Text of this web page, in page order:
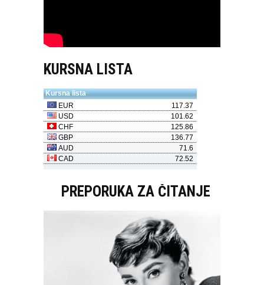
KURSNA LISTA
PREPORUKA ZA ČITANJE